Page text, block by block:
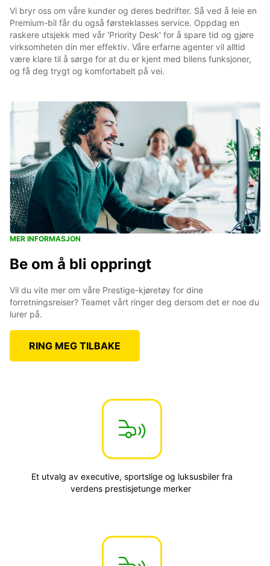
Vi bryr oss om våre kunder og deres bedrifter. Så ved å leie en
Premium-bil får du også førsteklasses service. Oppdag en
raskere utsjekk med vår 'Priority Desk' for å spare tid og gjøre
virksomheten din mer effektiv. Våre erfarne agenter vil alltid
være klare til å sørge for at du er kjent med bilens funksjoner,
og få deg trygt og komfortabelt på vei.
MER INFORMASJON
Be om å bli oppringt
Vil du vite mer om våre Prestige-kjøretøy for dine
forretningsreiser? Teamet vårt ringer deg dersom det er noe du
lurer på.
RING MEG TILBAKE
Et utvalg av executive, sportslige og luksusbiler fra
verdens prestisjetunge merker